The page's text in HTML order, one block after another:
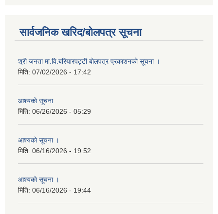
सार्वजनिक खरिद/बोलपत्र सूचना
श्री जनता मा.वि.बरियारपट्टी बाेलपत्र प्रकाशनकाे सूचना ।
मिति: 07/02/2026 - 17:42
आश्यकाे सूचना
मिति: 06/26/2026 - 05:29
आश्यकाे सूचना ।
मिति: 06/16/2026 - 19:52
आश्यकाे सूचना ।
मिति: 06/16/2026 - 19:44